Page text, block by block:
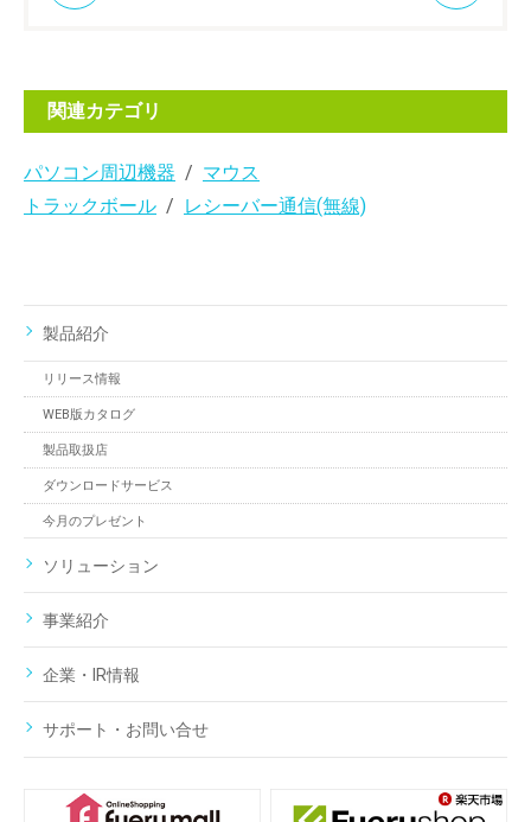
関連カテゴリ
パソコン周辺機器
マウス
トラックボール
レシーバー通信(無線)
製品紹介
リリース情報
WEB版カタログ
製品取扱店
ダウンロードサービス
今月のプレゼント
ソリューション
事業紹介
企業・IR情報
サポート・お問い合せ